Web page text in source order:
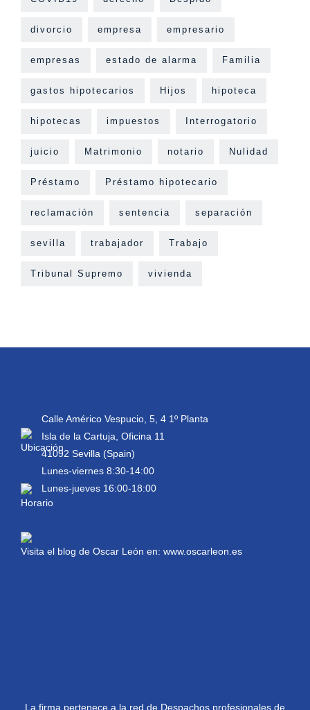
divorcio empresa empresario
empresas estado de alarma Familia
gastos hipotecarios Hijos hipoteca
hipotecas impuestos Interrogatorio
juicio Matrimonio notario Nulidad
Préstamo Préstamo hipotecario
reclamación sentencia separación
sevilla trabajador Trabajo
Tribunal Supremo vivienda
Calle Américo Vespucio, 5, 4 1º Planta
Isla de la Cartuja, Oficina 11
41092 Sevilla (Spain)
Lunes-viernes 8:30-14:00
Lunes-jueves 16:00-18:00
Visita el blog de Oscar León en: www.oscarleon.es
La firma pertenece a la red de Despachos profesionales de